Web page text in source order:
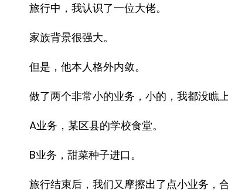
旅行中，我认识了一位大佬。
家族背景很强大。
但是，他本人格外内敛。
做了两个非常小的业务，小的，我都没瞧上
A业务，某区县的学校食堂。
B业务，甜菜种子进口。
旅行结束后，我们又摩擦出了点小业务，